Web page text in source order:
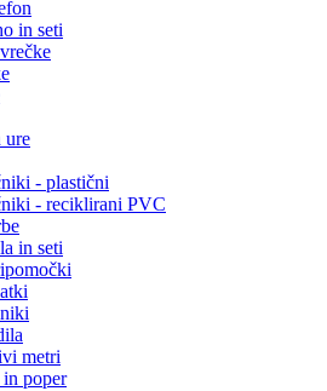
in seti
ure
- plastični
- reciklirani PVC
in seti
metri
poper